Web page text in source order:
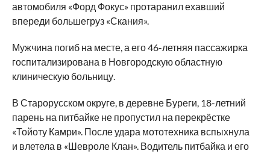
автомобиля «Форд Фокус» протаранил ехавший
впереди большегруз «Скания».
Мужчина погиб на месте, а его 46-летняя пассажирка
госпитализирована в Новгородскую областную
клиническую больницу.
В Старорусском округе, в деревне Буреги, 18-летний
парень на питбайке не пропустил на перекрёстке
«Тойоту Камри». После удара мототехника вспыхнула
и влетела в «Шевроле Клан». Водитель питбайка и его